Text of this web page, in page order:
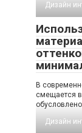
Дизайн
В
смещается в
обусловлено
Дизайн